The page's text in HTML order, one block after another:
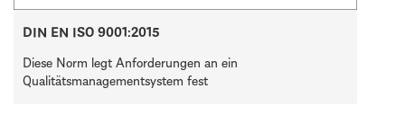
DIN EN ISO 9001:2015
Diese Norm legt Anforderungen an ein
Qualitätsmanagementsystem fest